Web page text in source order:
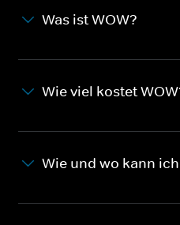
Was ist WOW?
Wie viel kostet
Wie und wo kann